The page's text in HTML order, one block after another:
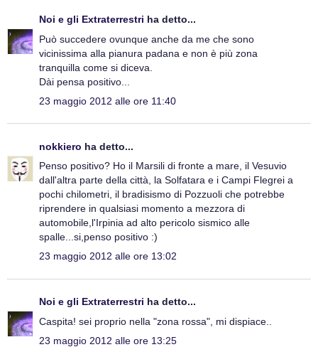
Noi e gli Extraterrestri ha detto...
Può succedere ovunque anche da me che sono
vicinissima alla pianura padana e non è più zona
tranquilla come si diceva.
Dài pensa positivo...
23 maggio 2012 alle ore 11:40
nokkiero ha detto...
Penso positivo? Ho il Marsili di fronte a mare, il Vesuvio
dall'altra parte della città, la Solfatara e i Campi Flegrei a
pochi chilometri, il bradisismo di Pozzuoli che potrebbe
riprendere in qualsiasi momento a mezzora di
automobile,l'Irpinia ad alto pericolo sismico alle
spalle...si,penso positivo :)
23 maggio 2012 alle ore 13:02
Noi e gli Extraterrestri ha detto...
Caspita! sei proprio nella "zona rossa", mi dispiace..
23 maggio 2012 alle ore 13:25